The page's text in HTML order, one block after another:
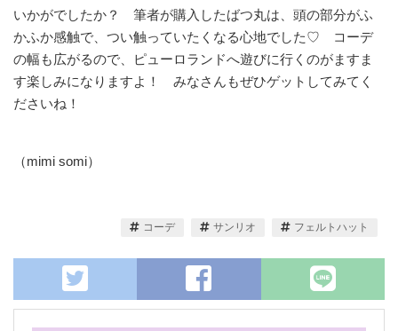
いかがでしたか？ 筆者が購入したばつ丸は、頭の部分がふ
かふか感触で、つい触っていたくなる心地でした♡ コーデ
の幅も広がるので、ピューロランドへ遊びに行くのがますま
す楽しみになりますよ！ みなさんもぜひゲットしてみてく
ださいね！
（mimi somi）
コーデ サンリオ フェルトハット